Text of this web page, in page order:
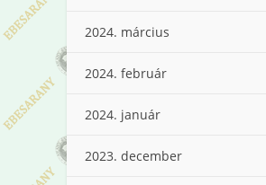
2024. március
2024. február
2024. január
2023. december